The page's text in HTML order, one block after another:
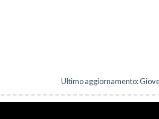
Ultimo aggiornamento: